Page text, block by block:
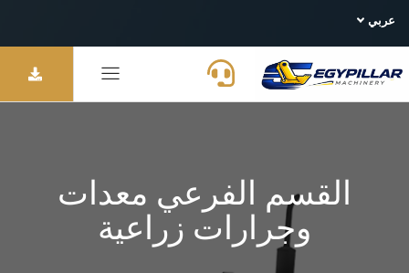
عربي
القسم الفرعي معدات
وجرارات زراعية